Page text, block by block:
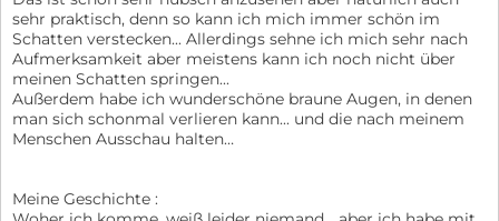
sehr praktisch, denn so kann ich mich immer schön im
Schatten verstecken... Allerdings sehne ich mich sehr nach
Aufmerksamkeit aber meistens kann ich noch nicht über
meinen Schatten springen...
Außerdem habe ich wunderschöne braune Augen, in denen
man sich schonmal verlieren kann... und die nach meinem
Menschen Ausschau halten…
Meine Geschichte :